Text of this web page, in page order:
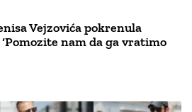
Vejzovića pokrenula
nam da ga vratimo